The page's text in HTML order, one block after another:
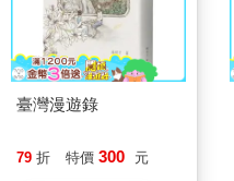
臺灣漫遊錄
79 折 特價 300 元